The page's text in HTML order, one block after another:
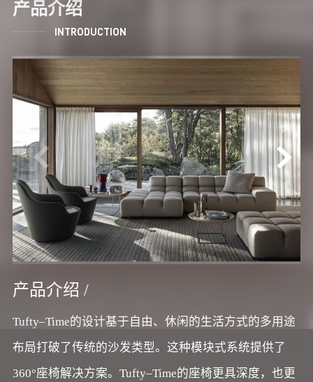
产品介绍
INTRODUCTION
产品介绍 /
Tufty–Time的设计基于自由、休闲的生活方式的多用途
布局打破了传统的沙发类型。这种模块式系统提供了
360°座椅解决方案。Tufty–Time的座椅更具深度，也更